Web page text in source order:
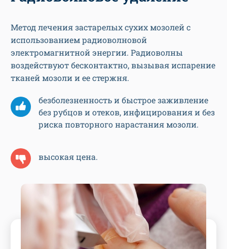
Метод лечения застарелых сухих мозолей с
использованием радиоволновой
электромагнитной энергии. Радиоволны
воздействуют бесконтактно, вызывая испарение
тканей мозоли и ее стержня.
безболезненность и быстрое заживление
без рубцов и отеков, инфицирования и без
риска повторного нарастания мозоли.
высокая цена.